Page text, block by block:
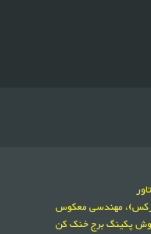
مهندسی معکوس
پکینگ برج خنک کن